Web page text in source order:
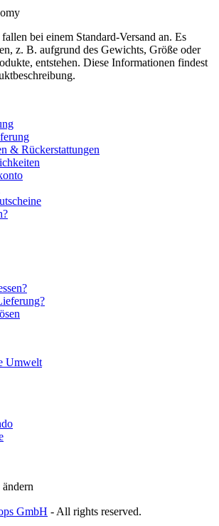
bei einem Standard-Versand an. Es
z. B. aufgrund des Gewichts, Größe oder
entstehen. Diese Informationen findest
& Rückerstattungen
Umwelt
GmbH - All rights reserved.